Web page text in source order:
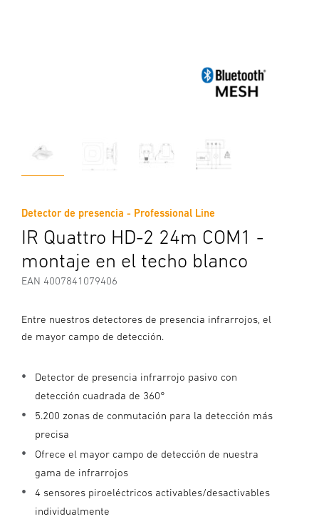
Detector de presencia - Professional Line
IR Quattro HD-2 24m COM1 -
montaje en el techo blanco
EAN 4007841079406
Entre nuestros detectores de presencia infrarrojos, el
de mayor campo de detección.
Detector de presencia infrarrojo pasivo con
detección cuadrada de 360°
5.200 zonas de conmutación para la detección más
precisa
Ofrece el mayor campo de detección de nuestra
gama de infrarrojos
4 sensores piroeléctricos activables/desactivables
individualmente